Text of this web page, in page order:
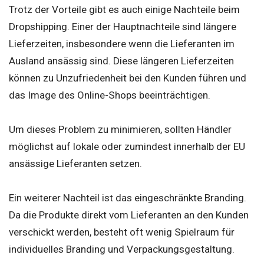
Trotz der Vorteile gibt es auch einige Nachteile beim
Dropshipping. Einer der Hauptnachteile sind längere
Lieferzeiten, insbesondere wenn die Lieferanten im
Ausland ansässig sind. Diese längeren Lieferzeiten
können zu Unzufriedenheit bei den Kunden führen und
das Image des Online-Shops beeinträchtigen.
Um dieses Problem zu minimieren, sollten Händler
möglichst auf lokale oder zumindest innerhalb der EU
ansässige Lieferanten setzen.
Ein weiterer Nachteil ist das eingeschränkte Branding.
Da die Produkte direkt vom Lieferanten an den Kunden
verschickt werden, besteht oft wenig Spielraum für
individuelles Branding und Verpackungsgestaltung.